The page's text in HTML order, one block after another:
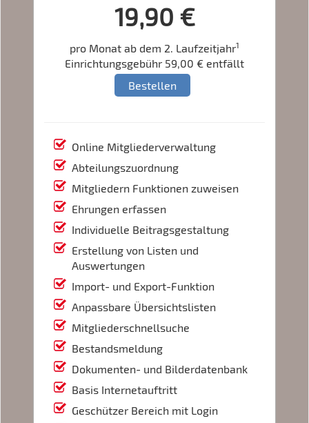
19,90 €
pro Monat ab dem 2. Laufzeitjahr1
Einrichtungsgebühr 59,00 € entfällt
Bestellen
Online Mitgliederverwaltung
Abteilungszuordnung
Mitgliedern Funktionen zuweisen
Ehrungen erfassen
Individuelle Beitragsgestaltung
Erstellung von Listen und
Auswertungen
Import- und Export-Funktion
Anpassbare Übersichtslisten
Mitgliederschnellsuche
Bestandsmeldung
Dokumenten- und Bilderdatenbank
Basis Internetauftritt
Geschützer Bereich mit Login